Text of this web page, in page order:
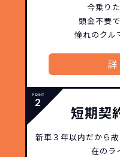
今乗り
頭金不要
憧れのクル
短期契
新車３年以内だから
在のラ